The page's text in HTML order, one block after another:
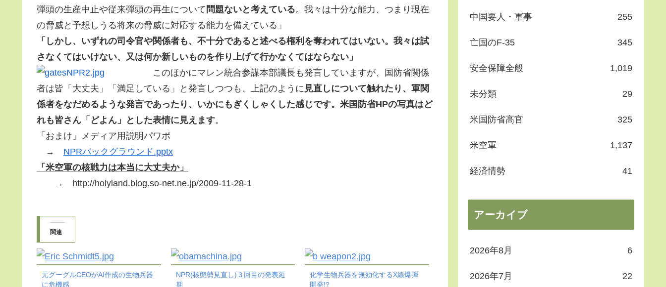
弾頭の生産中止や従来弾頭の再生について 問題ないと考えている。我々は十分な能力、つまり現在
の脅威と予想しうる将来の脅威に対応する能力を備えている」
「しかし、いずれの司令官や関係者も、不十分であると述べる権利を奪われてはいない。我々は試
さなくてはいけない、又は何か新しいものを作り上げて行かなくてはならない」
このほかにマレン統合参謀本部議長も発言していますが、国防省関係
者は皆「大丈夫」「満足している」と発言しつつも、上記のように 見直しについて触れたり、軍関
係者をなだめるような発言であったり、いかにもぎくしゃくした感じです。米国防省HPの写真はど
れも皆さん「どよん」とした表情に見えます。
「おまけ」メディア用説明パワポ
→ NPRバックグラウンド.pptx
「米空軍の核戦力は本当に大丈夫か」
→ http://holyland.blog.so-net.ne.jp/2009-11-28-1
関連
元グーグルCEOがAI作成の生物兵器
に危機感
NPR(核態勢見直し)３回目の発表延
期
化学生物兵器を無効化するX線爆弾
開発!?
中国要人・軍事 255
亡国のF-35 345
安全保障全般 1,019
未分類 29
米国防省高官 325
米空軍 1,137
経済情勢 41
アーカイブ
2026年8月 6
2026年7月 22